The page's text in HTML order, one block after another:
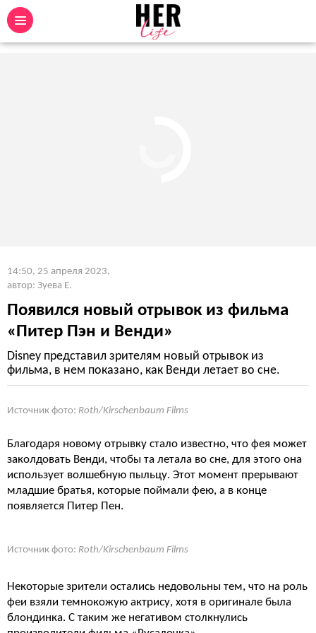
14:50, 25 апреля 2023,
автор: Зуева Е.
Появился новый отрывок из фильма
«Питер Пэн и Венди»
Disney представил зрителям новый отрывок из
фильма, в нем показано, как Венди летает во сне.
Источник фото: Roth/Kirschenbaum Films
Благодаря новому отрывку стало известно, что фея может
заколдовать Венди, чтобы та летала во сне, для этого она
использует волшебную пыльцу. Этот момент прерывают
младшие братья, которые поймали фею, а в конце
появляется Питер Пен.
Источник фото: Roth/Kirschenbaum Films
Некоторые зрители остались недовольны тем, что на роль
феи взяли темнокожую актрису, хотя в оригинале была
блондинка. С таким же негативом столкнулись